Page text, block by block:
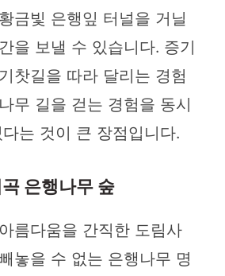
금빛 은행잎 터널을 거닐
을 보낼 수 있습니다. 증기
찻길을 따라 달리는 경험
무 길을 걷는 경험을 동시
는 것이 큰 장점입니다.
은행나무 숲
름다움을 간직한 도림사
놓을 수 없는 은행나무 명